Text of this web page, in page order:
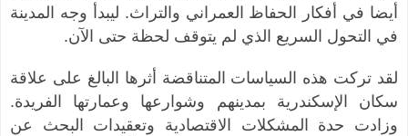
أيضا في أفكار الحفاظ العمراني والتراث. ليبدأ وجه المدينة
في التحول السريع الذي لم يتوقف لحظة حتى الآن.
لقد تركت هذه السياسات المتناقضة أثرها البالغ على علاقة
سكان الإسكندرية بمدينهم وشوارعها وعمارتها الفريدة.
وزادت حدة المشكلات الاقتصادية وتعقيدات البحث عن